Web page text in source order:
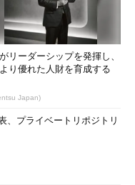
リーダーシップを発揮し、
り優れた人財を育成する
Japan)
、プライベートリポジトリ